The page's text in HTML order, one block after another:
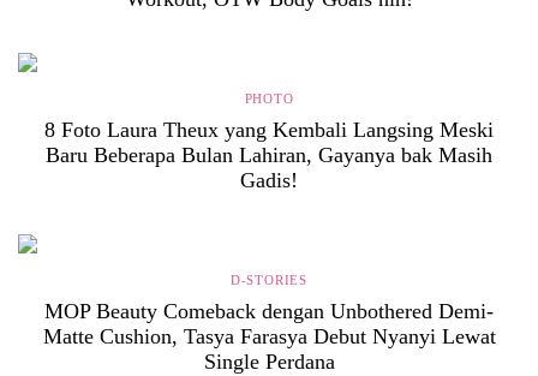
PHOTO
8 Foto Laura Theux yang Kembali Langsing Meski
Baru Beberapa Bulan Lahiran, Gayanya bak Masih
Gadis!
D-STORIES
MOP Beauty Comeback dengan Unbothered Demi-
Matte Cushion, Tasya Farasya Debut Nyanyi Lewat
Single Perdana